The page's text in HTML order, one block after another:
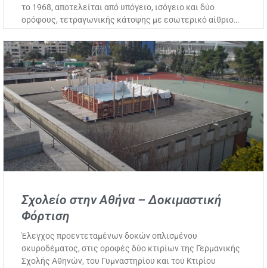
το 1968, αποτελείται από υπόγειο, ισόγειο και δύο
ορόφους, τετραγωνικής κάτοψης με εσωτερικό αίθριο…
Σχολείο στην Αθήνα – Δοκιμαστική
Φόρτιση
Έλεγχος προεντεταμένων δοκών οπλισμένου
σκυροδέματος, στις οροφές δύο κτιρίων της Γερμανικής
Σχολής Αθηνών, του Γυμναστηρίου και του Κτιρίου